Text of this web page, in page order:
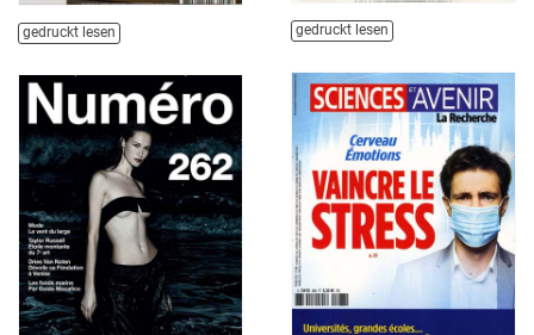
gedruckt lesen
gedruckt lesen